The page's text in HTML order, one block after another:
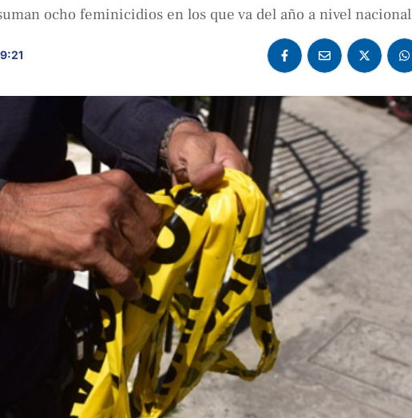
ocho feminicidios en los que va del año a nivel nacional